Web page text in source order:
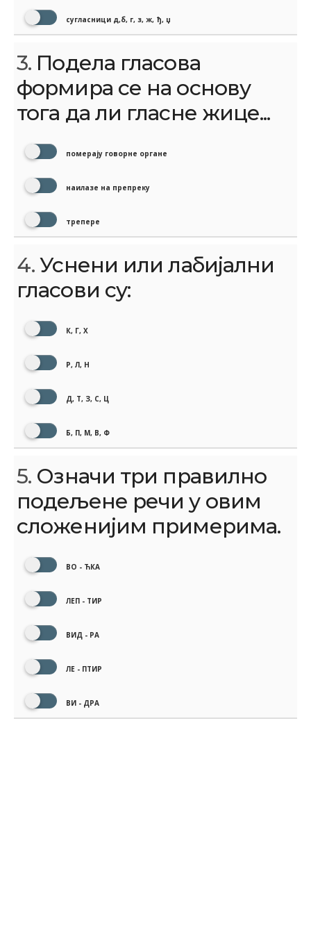
сугласници д,б, г, з, ж, ђ, џ
3. Подела гласова
формира се на основу
тога да ли гласне жице...
померају говорне органе
наилазе на препреку
трепере
4.Уснени или лабијални
гласови су:
К, Г, Х
Р, Л, Н
Д, Т, З, С, Ц
Б, П, М, В, Ф
5. Означи три правилно
подељене речи у овим
сложенијим примерима.
ВО - ЋКА
ЛЕП - ТИР
ВИД - РА
ЛЕ - ПТИР
ВИ - ДРА